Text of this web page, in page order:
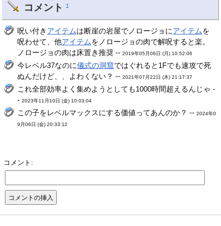
コメント †
呪い付き アイテムは断崖の岩屋でノロージョにアイテム を
呪わせて、他アイテム をノロージョの肉で解呪すると楽。
ノロージョの肉は床置き推奨 --2019年05月06日 (月) 10:52:06
今レベル37なのに儀式の洞窟ではぐれると1Fでも速攻で死
ぬんだけど、、よわくない？ --2021年07月22日 (木) 21:17:37
これ全部効率よく集めようとしても1000時間超えるんじゃ -
-2023年11月10日 (金) 10:03:04
この子をレベルマックスにする価値ってあんのか？ --2024年0
9月06日 (金) 20:33:12
コメント: